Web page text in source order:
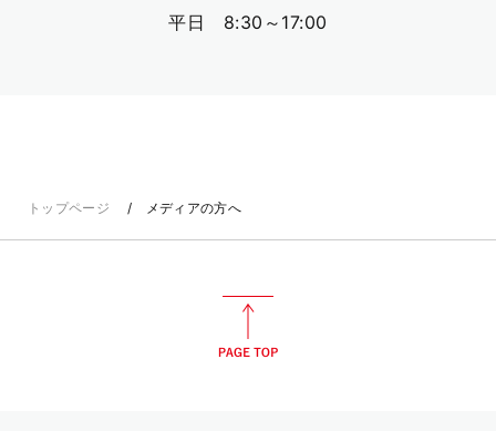
平日 8:30～17:00
トップページ メディアの方へ